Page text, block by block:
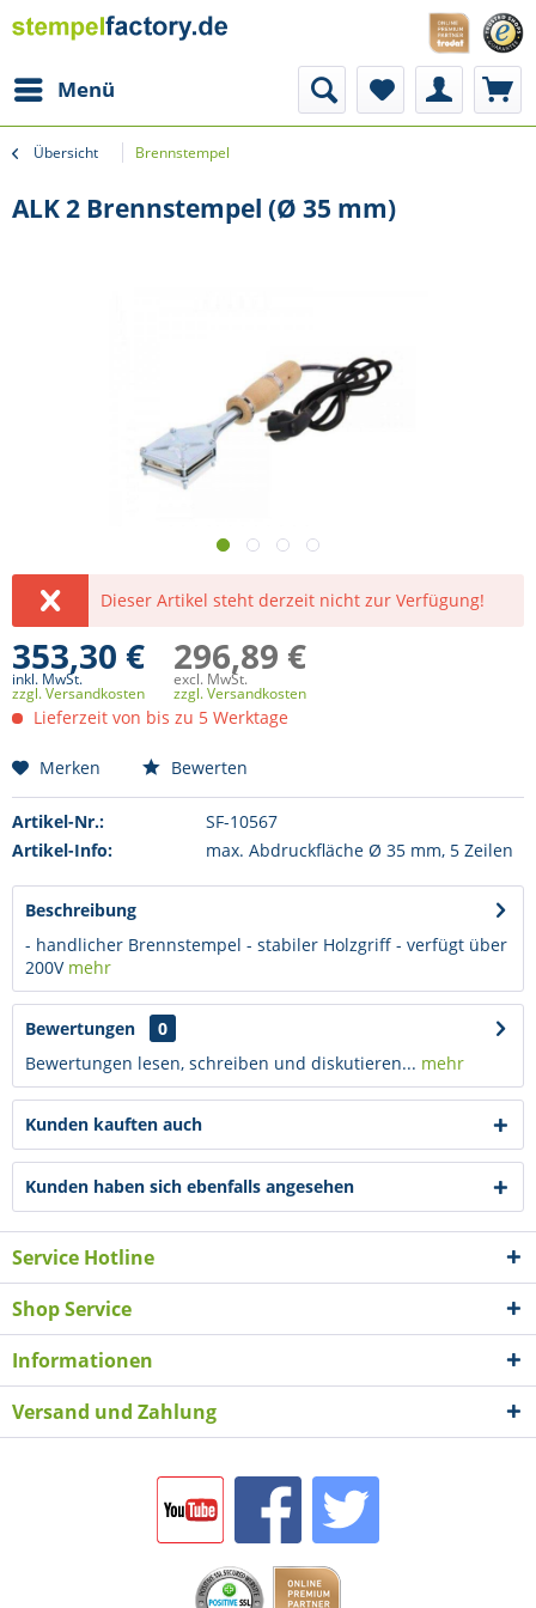
Menü
Übersicht Brennstempel
ALK 2 Brennstempel (Ø 35 mm)
Dieser Artikel steht derzeit nicht zur Verfügung!
353,30 €
inkl. MwSt.
zzgl. Versandkosten
296,89 €
excl. MwSt.
zzgl. Versandkosten
Lieferzeit von bis zu 5 Werktage
Merken Bewerten
Artikel-Nr.:
SF-10567
Artikel-Info:
max. Abdruckfläche Ø 35 mm, 5 Zeilen
Beschreibung
- handlicher Brennstempel - stabiler Holzgriff - verfügt über
200V mehr
Bewertungen
0
Bewertungen lesen, schreiben und diskutieren... mehr
Kunden kauften auch
Kunden haben sich ebenfalls angesehen
Service Hotline
Shop Service
Informationen
Versand und Zahlung